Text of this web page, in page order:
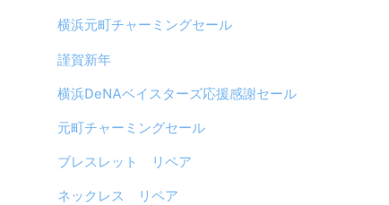
横浜元町チャーミングセール
謹賀新年
横浜DeNAベイスターズ応援感謝セール
元町チャーミングセール
ブレスレット リペア
ネックレス リペア